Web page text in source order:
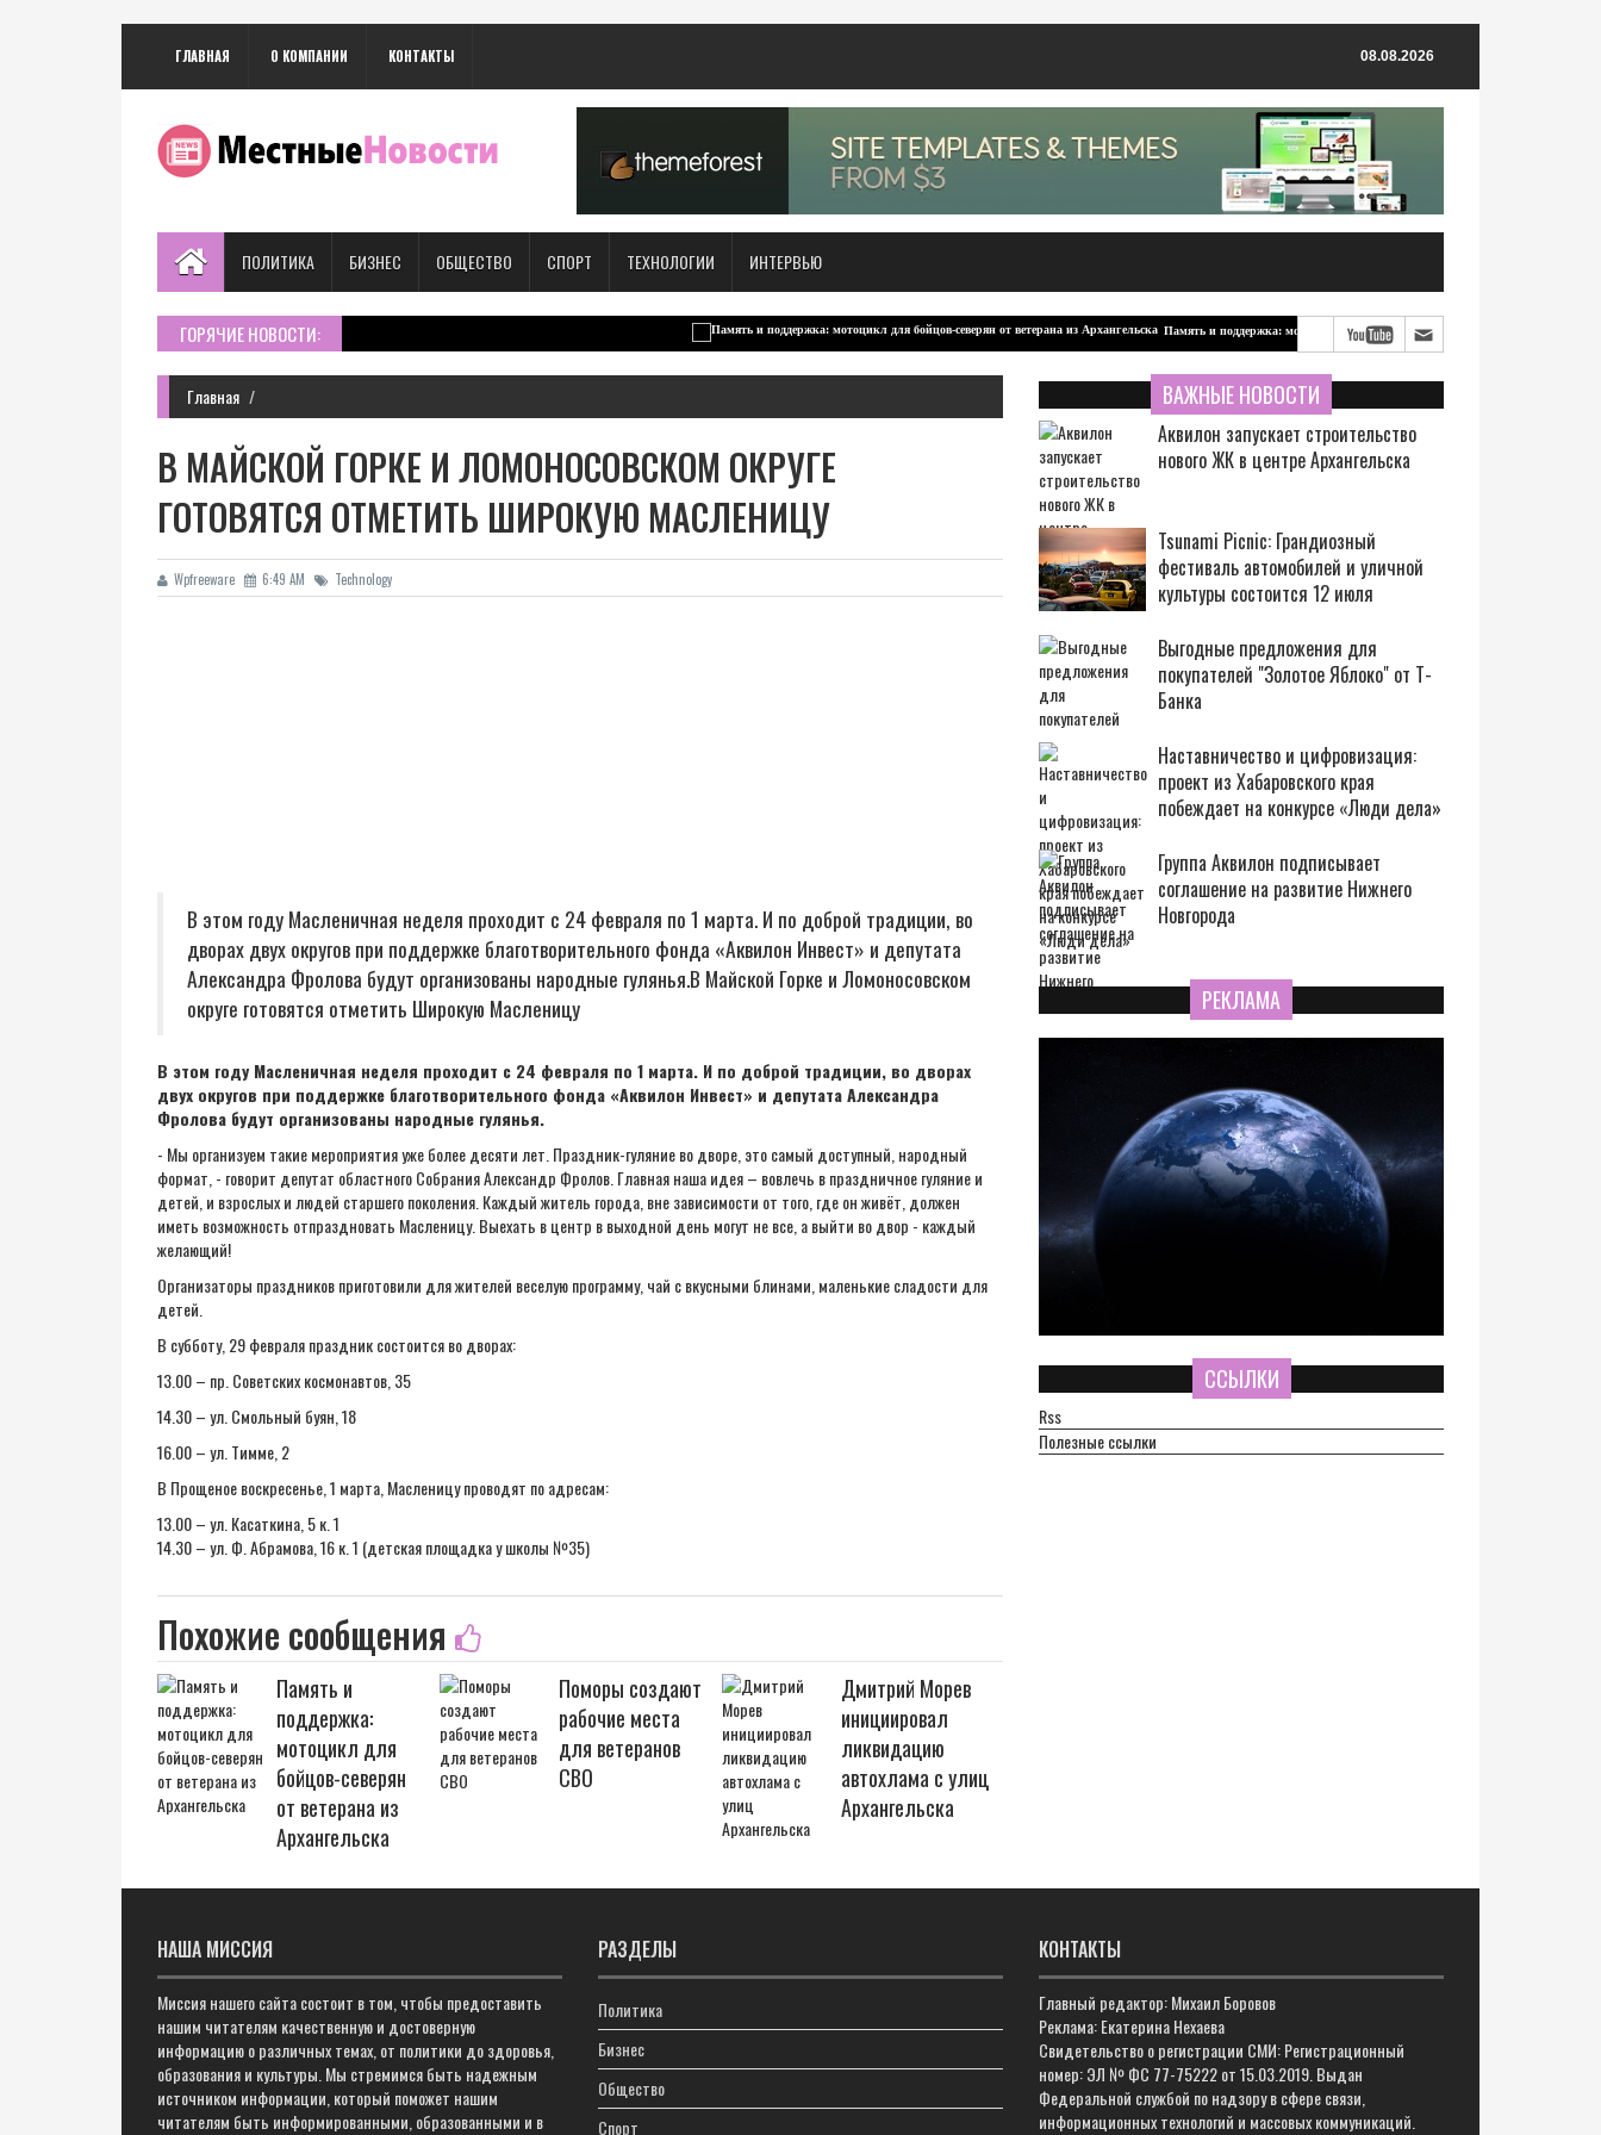
ГЛАВНАЯ О КОМПАНИИ КОНТАКТЫ 08.08.2026
ПОЛИТИКА БИЗНЕС ОБЩЕСТВО СПОРТ ТЕХНОЛОГИИ ИНТЕРВЬЮ
ГОРЯЧИЕ НОВОСТИ: Память и поддержка: мотоцикл для бойцов-северян от ветерана из Архангельска
Главная
В МАЙСКОЙ ГОРКЕ И ЛОМОНОСОВСКОМ ОКРУГЕ
ГОТОВЯТСЯ ОТМЕТИТЬ ШИРОКУЮ МАСЛЕНИЦУ
Wpfreeware 6:49 AM Technology
В этом году Масленичная неделя проходит с 24 февраля по 1 марта. И по доброй традиции, во
дворах двух округов при поддержке благотворительного фонда «Аквилон Инвест» и депутата
Александра Фролова будут организованы народные гулянья.В Майской Горке и Ломоносовском
округе готовятся отметить Широкую Масленицу
В этом году Масленичная неделя проходит с 24 февраля по 1 марта. И по доброй традиции, во дворах
двух округов при поддержке благотворительного фонда «Аквилон Инвест» и депутата Александра
Фролова будут организованы народные гулянья.
- Мы организуем такие мероприятия уже более десяти лет. Праздник-гуляние во дворе, это самый доступный, народный
формат, - говорит депутат областного Собрания Александр Фролов. Главная наша идея – вовлечь в праздничное гуляние и
детей, и взрослых и людей старшего поколения. Каждый житель города, вне зависимости от того, где он живёт, должен
иметь возможность отпраздновать Масленицу. Выехать в центр в выходной день могут не все, а выйти во двор - каждый
желающий!
Организаторы праздников приготовили для жителей веселую программу, чай с вкусными блинами, маленькие сладости для
детей.
В субботу, 29 февраля праздник состоится во дворах:
13.00 – пр. Советских космонавтов, 35
14.30 – ул. Смольный буян, 18
16.00 – ул. Тимме, 2
В Прощеное воскресенье, 1 марта, Масленицу проводят по адресам:
13.00 – ул. Касаткина, 5 к. 1
14.30 – ул. Ф. Абрамова, 16 к. 1 (детская площадка у школы №35)
Похожие сообщения
Память и
поддержка:
мотоцикл для
бойцов-северян
от ветерана из
Архангельска
Поморы создают
рабочие места
для ветеранов
СВО
Дмитрий Морев
инициировал
ликвидацию
автохлама с улиц
Архангельска
ВАЖНЫЕ НОВОСТИ
Аквилон запускает строительство
нового ЖК в центре Архангельска
Tsunami Picnic: Грандиозный
фестиваль автомобилей и уличной
культуры состоится 12 июля
Выгодные предложения для
покупателей "Золотое Яблоко" от Т-
Банка
Наставничество и цифровизация:
проект из Хабаровского края
побеждает на конкурсе «Люди дела»
Группа Аквилон подписывает
соглашение на развитие Нижнего
Новгорода
РЕКЛАМА
ССЫЛКИ
Rss
Полезные ссылки
НАША МИССИЯ
Миссия нашего сайта состоит в том, чтобы предоставить
нашим читателям качественную и достоверную
информацию о различных темах, от политики до здоровья,
образования и культуры. Мы стремимся быть надежным
источником информации, который поможет нашим
читателям быть информированными, образованными и в
РАЗДЕЛЫ
Политика
Бизнес
Общество
Спорт
КОНТАКТЫ
Главный редактор: Михаил Боровов
Реклама: Екатерина Нехаева
Свидетельство о регистрации СМИ: Регистрационный
номер: ЭЛ № ФС 77-75222 от 15.03.2019. Выдан
Федеральной службой по надзору в сфере связи,
информационных технологий и массовых коммуникаций.